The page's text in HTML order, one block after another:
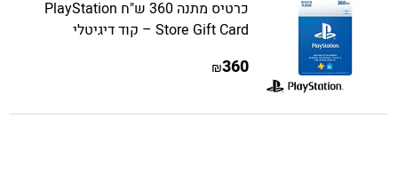
כרטיס מתנה 360 ש"ח PlayStation
Store Gift Card – קוד דיגיטלי
360
₪